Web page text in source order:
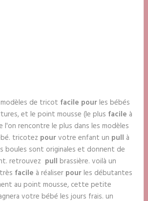
de tricot facile pourles bébés
et le point mousse (le plus facile à
l'on rencontre le plus dans les modèles
tricotez pourvotre enfant un pull à
boules sont originales et donnent de
retrouvez pull brassière. voilà un
facile à réaliser pourles débutantes
au point mousse, cette petite
votre bébé les jours frais. un